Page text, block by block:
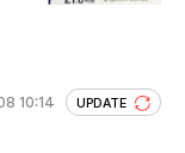
10:14 UPDATE